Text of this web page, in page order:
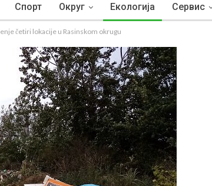
Спорт Округ Екологија Сервис
četiri lokacije u Rasinskom okrugu